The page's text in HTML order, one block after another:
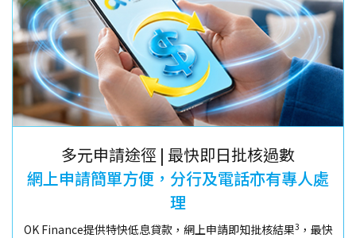
多元申請途徑 | 最快即日批核過數
網上申請簡單方便，分行及電話亦有專人處
理
OK Finance提供特快低息貸款，網上申請即知批核結果3 ，最快